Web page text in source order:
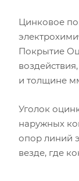
Цинковое
Покрытие
и толщине
Уголок
наружных
опор линий
везде, где